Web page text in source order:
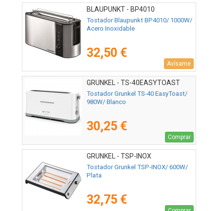
BLAUPUNKT - BP4010
Tostador Blaupunkt BP4010/ 1000W/
Acero Inoxidable
32,50 €
Avísame
GRUNKEL - TS-40EASYTOAST
Tostador Grunkel TS-40 EasyToast/
980W/ Blanco
30,25 €
Comprar
GRUNKEL - TSP-INOX
Tostador Grunkel TSP-INOX/ 600W/
Plata
32,75 €